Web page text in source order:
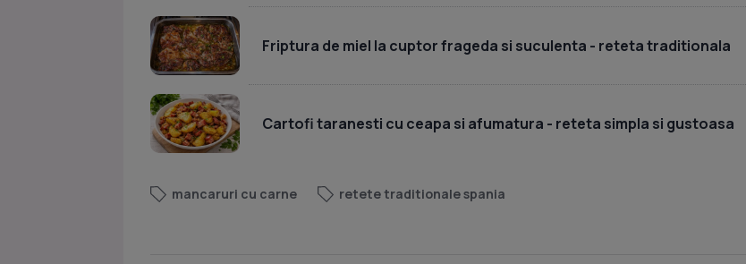
Friptura de miel la cuptor frageda si suculenta - reteta traditionala
Cartofi taranesti cu ceapa si afumatura - reteta simpla si gustoasa
mancaruri cu carne retete traditionale spania